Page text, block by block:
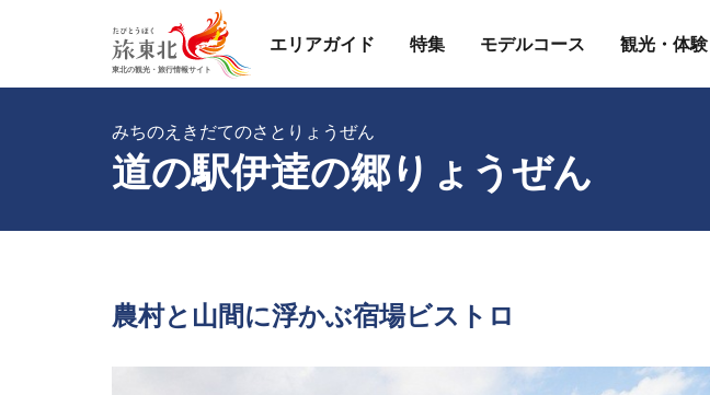
エリアガイド 特集 モデルコース 観光・体験
道の駅伊逹の郷りょうぜん
みちのえきだてのさとりょうぜん
農村と山間に浮かぶ宿場ビストロ